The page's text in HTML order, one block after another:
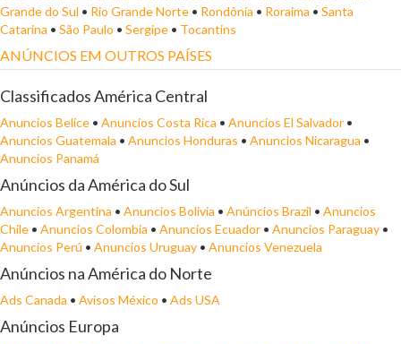
Grande do Sul • Rio Grande Norte • Rondônia • Roraima • Santa
Catarina • São Paulo • Sergipe • Tocantins
ANÚNCIOS EM OUTROS PAÍSES
Classificados América Central
Anuncios Belice • Anuncios Costa Rica • Anuncios El Salvador •
Anuncios Guatemala • Anuncios Honduras • Anuncios Nicaragua •
Anuncios Panamá
Anúncios da América do Sul
Anuncios Argentina • Anuncios Bolivia • Anúncios Brazil • Anuncios
Chile • Anuncios Colombia • Anuncios Ecuador • Anuncios Paraguay •
Anuncios Perú • Anuncios Uruguay • Anuncios Venezuela
Anúncios na América do Norte
Ads Canada • Avisos México • Ads USA
Anúncios Europa